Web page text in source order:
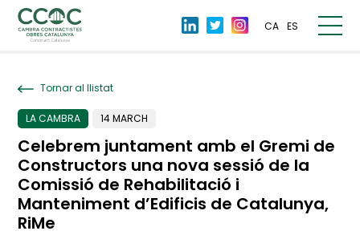
CA ES
Tornar al llistat
LA CAMBRA 14 MARCH
Celebrem juntament amb el Gremi de
Constructors una nova sessió de la
Comissió de Rehabilitació i
Manteniment d’Edificis de Catalunya,
RiMe